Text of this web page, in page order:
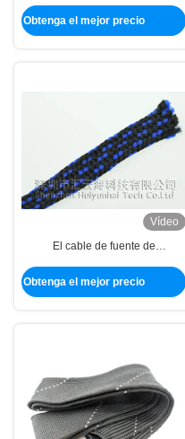
encargo para las industrias
marítimas
Obtenga el mejor precio
Vídeo
El cable de fuente de
envolvía, algodón trenzó el cable
que envolvía para el cable del
Obtenga el mejor precio